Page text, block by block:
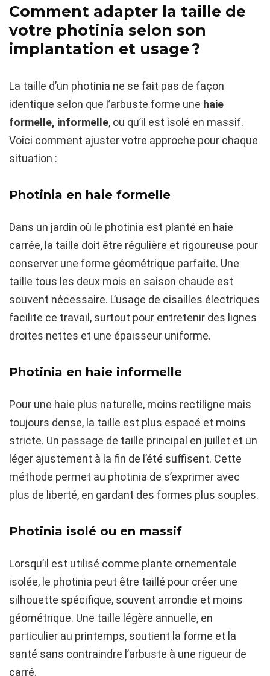
Comment adapter la taille de
votre photinia selon son
implantation et usage ?
La taille d’un photinia ne se fait pas de façon
identique selon que l’arbuste forme une haie
formelle, informelle, ou qu’il est isolé en massif.
Voici comment ajuster votre approche pour chaque
situation :
Photinia en haie formelle
Dans un jardin où le photinia est planté en haie
carrée, la taille doit être régulière et rigoureuse pour
conserver une forme géométrique parfaite. Une
taille tous les deux mois en saison chaude est
souvent nécessaire. L’usage de cisailles électriques
facilite ce travail, surtout pour entretenir des lignes
droites nettes et une épaisseur uniforme.
Photinia en haie informelle
Pour une haie plus naturelle, moins rectiligne mais
toujours dense, la taille est plus espacé et moins
stricte. Un passage de taille principal en juillet et un
léger ajustement à la fin de l’été suffisent. Cette
méthode permet au photinia de s’exprimer avec
plus de liberté, en gardant des formes plus souples.
Photinia isolé ou en massif
Lorsqu’il est utilisé comme plante ornementale
isolée, le photinia peut être taillé pour créer une
silhouette spécifique, souvent arrondie et moins
géométrique. Une taille légère annuelle, en
particulier au printemps, soutient la forme et la
santé sans contraindre l’arbuste à une rigueur de
carré.